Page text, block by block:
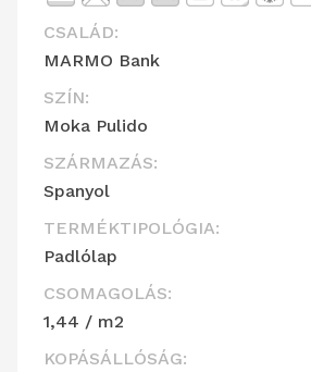
CSALÁD:
MARMO Bank
SZÍN:
Moka Pulido
SZÁRMAZÁS:
Spanyol
TERMÉKTIPOLÓGIA:
Padlólap
CSOMAGOLÁS:
1,44 / m2
KOPÁSÁLLÓSÁG: